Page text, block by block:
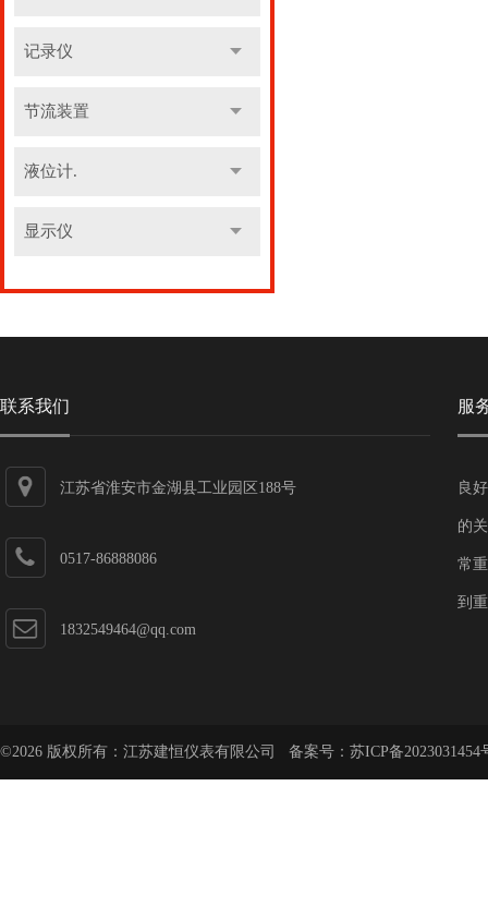
记录仪
节流装置
液位计.
显示仪
联系我们
江苏省淮安市金湖县工业园区188号
0517-86888086
1832549464@qq.com
服
良
的
常
到
©2026 版权所有：江苏建恒仪表有限公司 备案号： 苏ICP备2023031454